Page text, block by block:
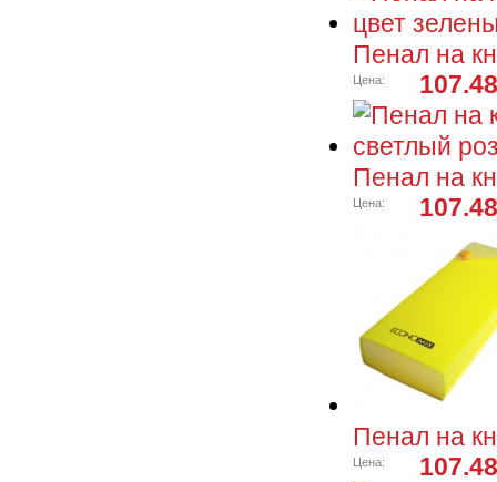
Пенал на
Цена:
Пенал на
Цена:
Пенал на
Цена: